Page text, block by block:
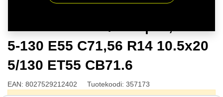
5-130 E55 C71,56 R14 10.5x20
5/130 ET55 CB71.6
EAN: 8027529212402 Tuotekoodi: 357173